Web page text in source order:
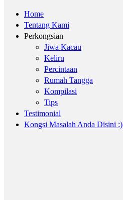
Home
Tentang Kami
Perkongsian
Jiwa Kacau
Keliru
Percintaan
Rumah Tangga
Kompilasi
Tips
Testimonial
Kongsi Masalah Anda Disini :)